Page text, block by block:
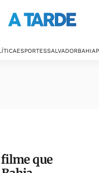
ESPORTESSALVADORBAHIA
que